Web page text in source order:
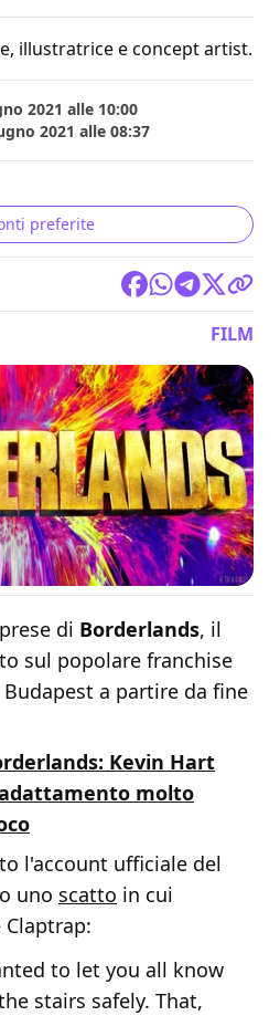
illustratrice e concept artist.
2021 alle 10:00
2021 alle 08:37
preferite
FILM
di Borderlands, il
sul popolare franchise
a partire da fine
Kevin Hart
molto
l'account ufficiale del
uno scatto in cui
to let you all know
stairs safely. That,